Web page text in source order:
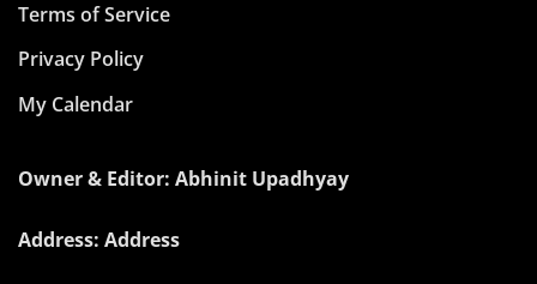
Terms of Service
Privacy Policy
My Calendar
Owner & Editor: Abhinit Upadhyay
Address: Address